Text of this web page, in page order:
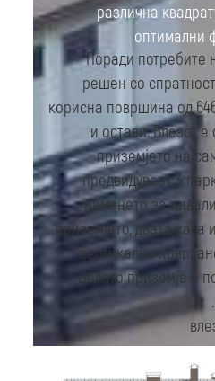
различна
оптимални
Поради потребите
решен со
корисна површина од
и остави. Влезот
приземјето на
предвидуваат 3
наменето за
приземјето, двата ката
вертикална
Целото приземје е